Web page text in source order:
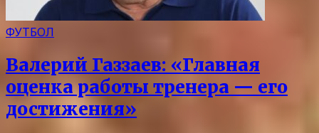
ФУТБОЛ
Валерий Газзаев: «Главная
оценка работы тренера — его
достижения»